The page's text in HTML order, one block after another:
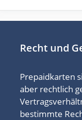
Recht und
Prepaidkarten
aber rechtlich
bestimmte